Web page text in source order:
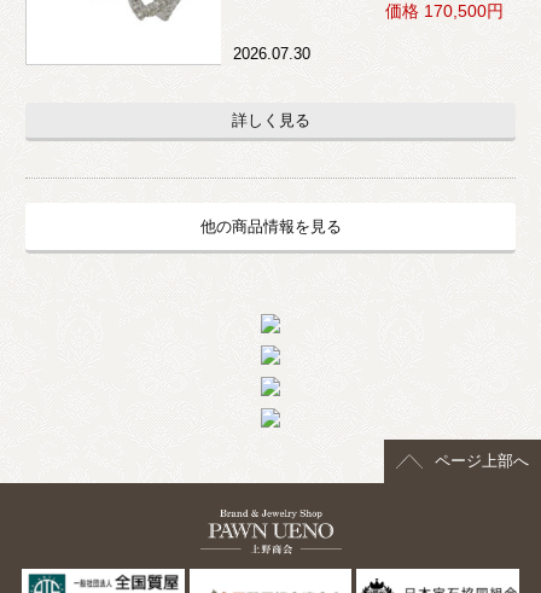
価格 170,500円
2026.07.30
詳しく見る
他の商品情報を見る
ページ上部へ